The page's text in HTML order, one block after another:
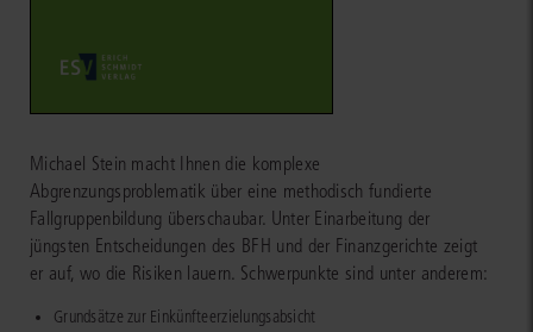
Michael Stein macht Ihnen die komplexe
Abgrenzungsproblematik über eine methodisch fundierte
Fallgruppenbildung überschaubar. Unter Einarbeitung der
jüngsten Entscheidungen des BFH und der Finanzgerichte zeigt
er auf, wo die Risiken lauern. Schwerpunkte sind unter anderem:
Grundsätze zur Einkünfteerzielungsabsicht